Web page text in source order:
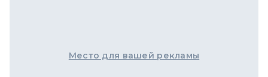
Место для вашей рекламы